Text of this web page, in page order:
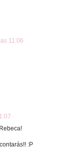
11:06
:P